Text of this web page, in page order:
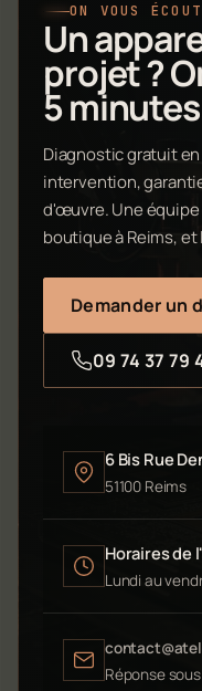
ON VOUS
Un
projet ?
5
Diagnostic gratuit
intervention,
d'œuvre. Une
boutique à Reims,
Demander un
09 74 37 79
6 Bis Rue
51100 Reims
Horaires de
Lundi au
Réponse